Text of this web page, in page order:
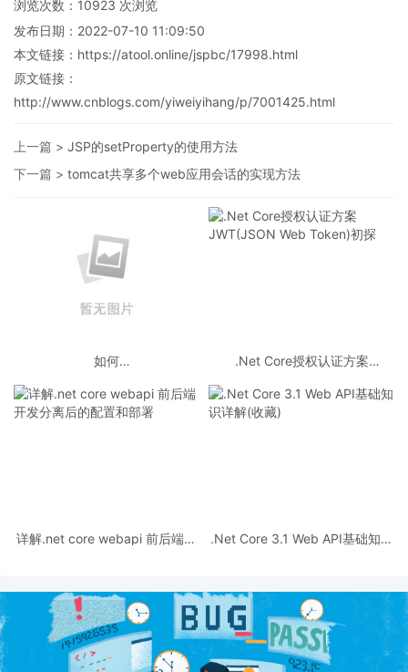
浏览次数： 10923 次浏览
发布日期：2022-07-10 11:09:50
本文链接： https://atool.online/jspbc/17998.html
原文链接：
http://www.cnblogs.com/yiweiyihang/p/7001425.html
上一篇 > JSP的setProperty的使用方法
下一篇 > tomcat共享多个web应用会话的实现方法
如何
理 Patch 请求
.Net Core授权认证方案
详解.net core webapi 前后端开
.Net Core 3.1 Web API基础知识